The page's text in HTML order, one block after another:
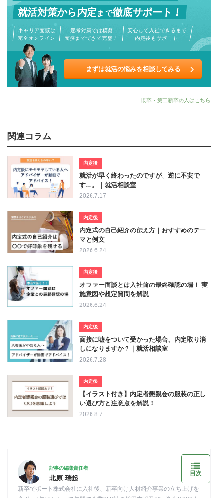
就活対策から内定まで徹底サポート！
キャリア面談は
完全オンライン
選考対策では模擬
面接までできて完璧！
安心して入社できるまで
内定後もサポート
まずは就活の悩みを相談してみる
既卒・第二新卒の人はこちら
関連コラム
内定後
就活が早く終わったのですが、逆に不安で
す…。｜就活相談室
2026.7.17
内定後
内定式の自己紹介の伝え方｜おすすめのテー
マと例文
2026.6.24
内定後
オファー面談とは入社前の最終確認の場！ 実
施意図や想定質問を解説
2026.6.24
内定後
面接に嘘をついて受かった場合、内定取り消
しになりますか？｜就活相談室
2026.7.28
内定後
【イラスト付き】内定者懇親会の服装の正し
い選び方と注意点を解説！
2026.8.7
記事の編集責任者
北原 瑞起
新卒でポート株式会社に入社後、新卒向け人材紹介事業の立ち上げを
目次